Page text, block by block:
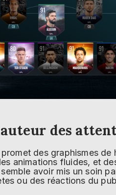
des
promet des graphismes
animations fluides, et
avoir mis un soin
ou des réactions du